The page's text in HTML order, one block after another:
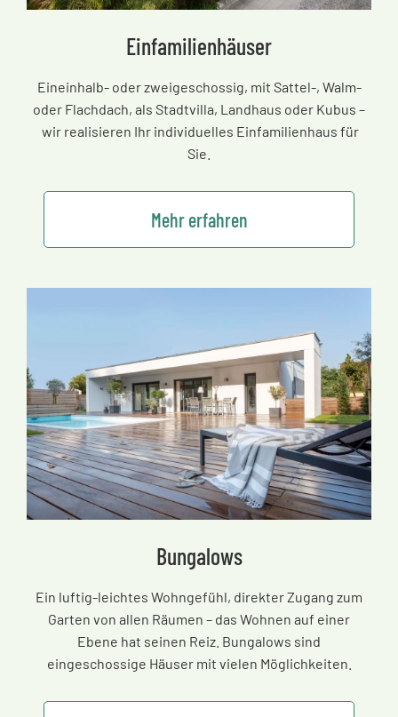
Einfamilienhäuser
Eineinhalb- oder zweigeschossig, mit Sattel-, Walm-
oder Flachdach, als Stadtvilla, Landhaus oder Kubus –
wir realisieren Ihr individuelles Einfamilienhaus für
Sie.
Mehr erfahren
Bungalows
Ein luftig-leichtes Wohngefühl, direkter Zugang zum
Garten von allen Räumen – das Wohnen auf einer
Ebene hat seinen Reiz. Bungalows sind
eingeschossige Häuser mit vielen Möglichkeiten.